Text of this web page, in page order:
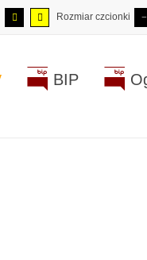
Rozmiar czcionki
BIP